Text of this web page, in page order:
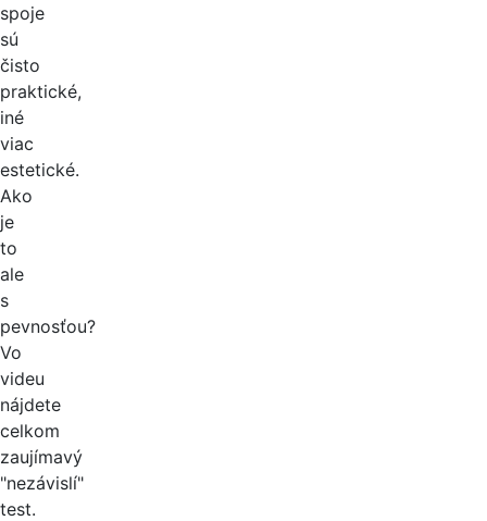
spoje
sú
čisto
praktické,
iné
viac
estetické.
Ako
je
to
ale
s
pevnosťou?
Vo
videu
nájdete
celkom
zaujímavý
"nezávislí"
test.